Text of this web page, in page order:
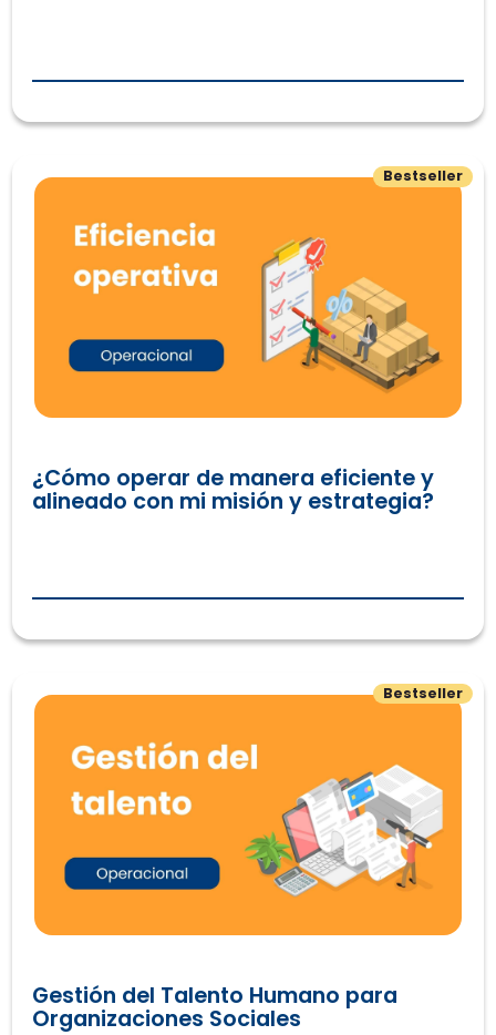
Bestseller
¿Cómo operar de manera eficiente y
alineado con mi misión y estrategia?
¿Cómo operar de manera eficiente y alineado con mi
Bestseller
Gestión del Talento Humano para
Organizaciones Sociales
Gestión del Talento Humano para Organizaciones